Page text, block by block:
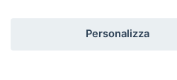
Personalizza